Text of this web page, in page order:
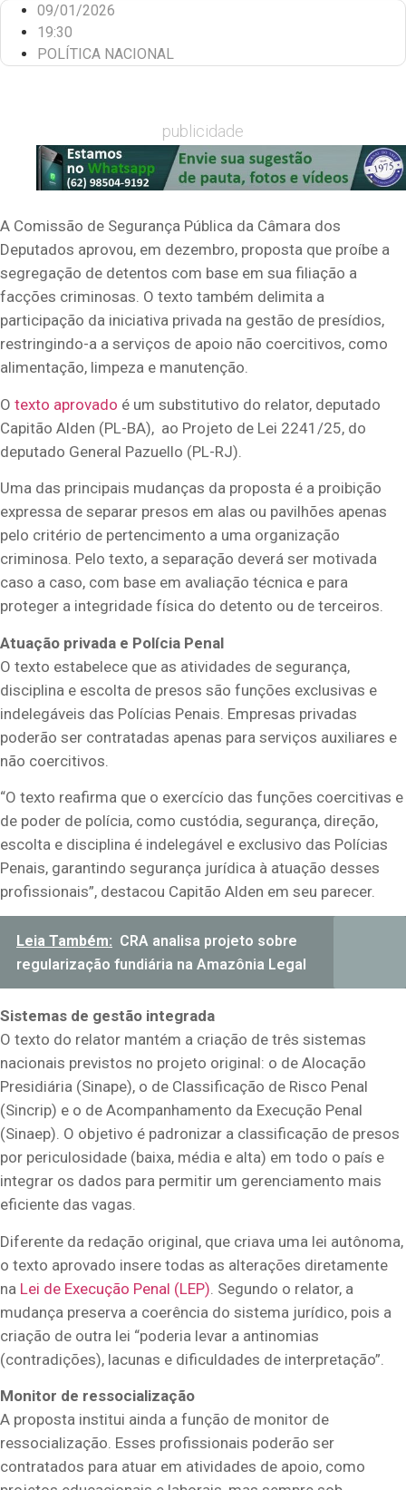
09/01/2026
19:30
POLÍTICA NACIONAL
publicidade
A Comissão de Segurança Pública da Câmara dos
Deputados aprovou, em dezembro, proposta que proíbe a
segregação de detentos com base em sua filiação a
facções criminosas. O texto também delimita a
participação da iniciativa privada na gestão de presídios,
restringindo-a a serviços de apoio não coercitivos, como
alimentação, limpeza e manutenção.
O texto aprovado é um substitutivo do relator, deputado
Capitão Alden (PL-BA), ao Projeto de Lei 2241/25, do
deputado General Pazuello (PL-RJ).
Uma das principais mudanças da proposta é a proibição
expressa de separar presos em alas ou pavilhões apenas
pelo critério de pertencimento a uma organização
criminosa. Pelo texto, a separação deverá ser motivada
caso a caso, com base em avaliação técnica e para
proteger a integridade física do detento ou de terceiros.
Atuação privada e Polícia Penal
O texto estabelece que as atividades de segurança,
disciplina e escolta de presos são funções exclusivas e
indelegáveis das Polícias Penais. Empresas privadas
poderão ser contratadas apenas para serviços auxiliares e
não coercitivos.
“O texto reafirma que o exercício das funções coercitivas e
de poder de polícia, como custódia, segurança, direção,
escolta e disciplina é indelegável e exclusivo das Polícias
Penais, garantindo segurança jurídica à atuação desses
profissionais”, destacou Capitão Alden em seu parecer.
Leia Também: CRA analisa projeto sobre
regularização fundiária na Amazônia Legal
Sistemas de gestão integrada
O texto do relator mantém a criação de três sistemas
nacionais previstos no projeto original: o de Alocação
Presidiária (Sinape), o de Classificação de Risco Penal
(Sincrip) e o de Acompanhamento da Execução Penal
(Sinaep). O objetivo é padronizar a classificação de presos
por periculosidade (baixa, média e alta) em todo o país e
integrar os dados para permitir um gerenciamento mais
eficiente das vagas.
Diferente da redação original, que criava uma lei autônoma,
o texto aprovado insere todas as alterações diretamente
na Lei de Execução Penal (LEP) . Segundo o relator, a
mudança preserva a coerência do sistema jurídico, pois a
criação de outra lei “poderia levar a antinomias
(contradições), lacunas e dificuldades de interpretação”.
Monitor de ressocialização
A proposta institui ainda a função de monitor de
ressocialização. Esses profissionais poderão ser
contratados para atuar em atividades de apoio, como